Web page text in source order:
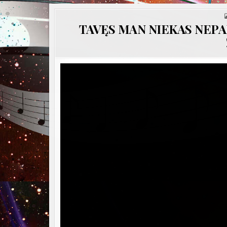
TAVĘS MAN NIEKAS